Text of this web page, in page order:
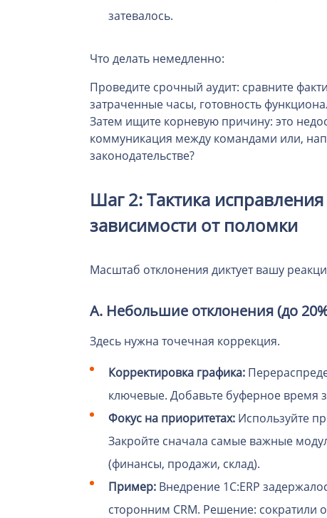
затевалось.
Что делать немедленно:
Проведите срочный аудит: сравните
затраченные часы, готовность
Затем ищите корневую причину: это
коммуникация между командами или,
законодательстве?
Шаг 2: Тактика
зависимости от поломки
Масштаб отклонения диктует вашу
А. Небольшие отклонения (до
Здесь нужна точечная коррекция.
Корректировка графика:
ключевые. Добавьте буферное время
Фокус на приоритетах: Используйте
Закройте сначала самые важные
(финансы, продажи, склад).
Пример: Внедрение 1С:ERP
сторонним CRM. Решение: сократили